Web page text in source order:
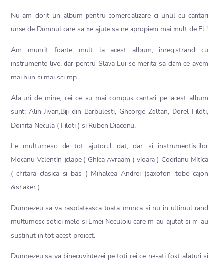
Nu am dorit un album pentru comercializare ci unul cu cantari
unse de Domnul care sa ne ajute sa ne apropiem mai mult de El !
Am muncit foarte mult la acest album, inregistrand cu
instrumente live, dar pentru Slava Lui se merita sa dam ce avem
mai bun si mai scump.
Alaturi de mine, cei ce au mai compus cantari pe acest album
sunt: Alin Jivan,Biji din Barbulesti, Gheorge Zoltan, Dorel Filoti,
Doinita Necula ( Filoti ) si Ruben Diaconu.
Le multumesc de tot ajutorul dat, dar si instrumentistilor
Mocanu Valentin (clape ) Ghica Avraam ( vioara ) Codrianu Mitica
( chitara clasica si bas ) Mihalcea Andrei (saxofon ,tobe cajon
&shaker ).
Dumnezeu sa va rasplateasca toata munca si nu in ultimul rand
multumesc sotiei mele si Emei Neculoiu care m-au ajutat si m-au
sustinut in tot acest proiect.
Dumnezeu sa va binecuvintezei pe toti cei ce ne-ati fost alaturi si